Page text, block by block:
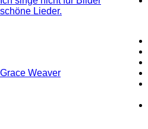
schöne Lieder.
Grace Weaver